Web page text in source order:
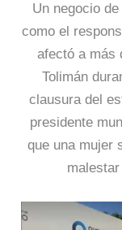
Un negocio
como el
afectó a más
Tolimán
clausura del
presidente
que una mujer